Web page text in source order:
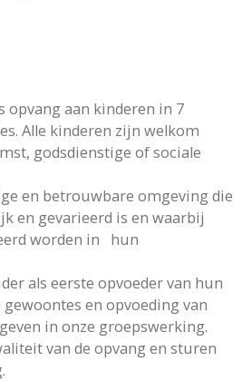
opvang aan kinderen in 7
Alle kinderen zijn welkom
godsdienstige of sociale
en betrouwbare omgeving die
en gevarieerd is en waarbij
worden in hun
als eerste opvoeder van hun
en opvoeding van
in onze groepswerking.
van de opvang en sturen